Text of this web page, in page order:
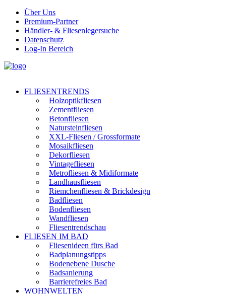
Über Uns
Premium-Partner
Händler- & Fliesenlegersuche
Datenschutz
Log-In Bereich
FLIESENTRENDS
Holzoptikfliesen
Zementfliesen
Betonfliesen
Natursteinfliesen
XXL-Fliesen / Grossformate
Mosaikfliesen
Dekorfliesen
Vintagefliesen
Metrofliesen & Midiformate
Landhausfliesen
Riemchenfliesen & Brickdesign
Badfliesen
Bodenfliesen
Wandfliesen
Fliesentrendschau
FLIESEN IM BAD
Fliesenideen fürs Bad
Badplanungstipps
Bodenebene Dusche
Badsanierung
Barrierefreies Bad
WOHNWELTEN